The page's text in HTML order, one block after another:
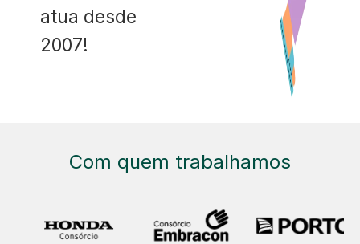
atua desde
2007!
Com quem trabalhamos